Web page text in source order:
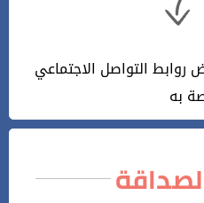
روابط التواصل الاجتماعي
به